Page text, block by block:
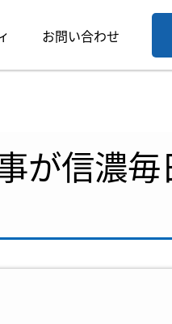
お問い合わせ
が信濃毎